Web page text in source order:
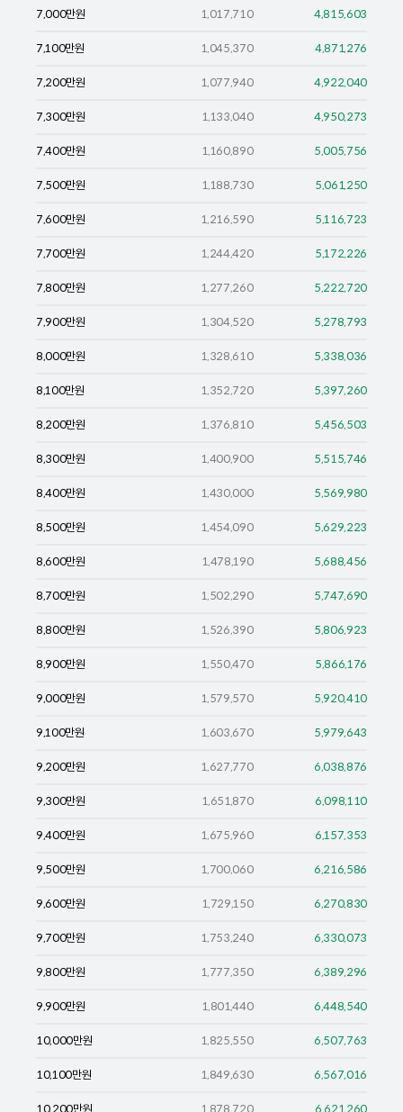
7,000만원 1,017,710 4,815,603
7,100만원 1,045,370 4,871,276
7,200만원 1,077,940 4,922,040
7,300만원 1,133,040 4,950,273
7,400만원 1,160,890 5,005,756
7,500만원 1,188,730 5,061,250
7,600만원 1,216,590 5,116,723
7,700만원 1,244,420 5,172,226
7,800만원 1,277,260 5,222,720
7,900만원 1,304,520 5,278,793
8,000만원 1,328,610 5,338,036
8,100만원 1,352,720 5,397,260
8,200만원 1,376,810 5,456,503
8,300만원 1,400,900 5,515,746
8,400만원 1,430,000 5,569,980
8,500만원 1,454,090 5,629,223
8,600만원 1,478,190 5,688,456
8,700만원 1,502,290 5,747,690
8,800만원 1,526,390 5,806,923
8,900만원 1,550,470 5,866,176
9,000만원 1,579,570 5,920,410
9,100만원 1,603,670 5,979,643
9,200만원 1,627,770 6,038,876
9,300만원 1,651,870 6,098,110
9,400만원 1,675,960 6,157,353
9,500만원 1,700,060 6,216,586
9,600만원 1,729,150 6,270,830
9,700만원 1,753,240 6,330,073
9,800만원 1,777,350 6,389,296
9,900만원 1,801,440 6,448,540
10,000만원 1,825,550 6,507,763
10,100만원 1,849,630 6,567,016
10,200만원 1,878,720 6,621,260